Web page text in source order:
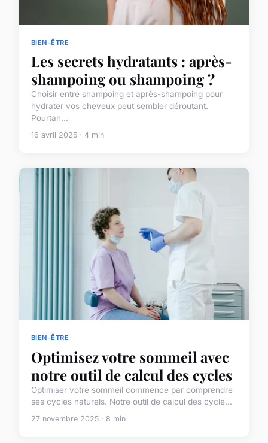
BIEN-ÊTRE
Les secrets hydratants : après-
shampoing ou shampoing ?
Choisir entre shampoing et après-shampoing pour
hydrater vos cheveux peut sembler déroutant.
Pourtan...
16 avril 2025 · 4 min
BIEN-ÊTRE
Optimisez votre sommeil avec
notre outil de calcul des cycles
Optimiser votre sommeil commence par comprendre
ses cycles naturels. Notre outil de calcul des cycle...
27 novembre 2025 · 8 min